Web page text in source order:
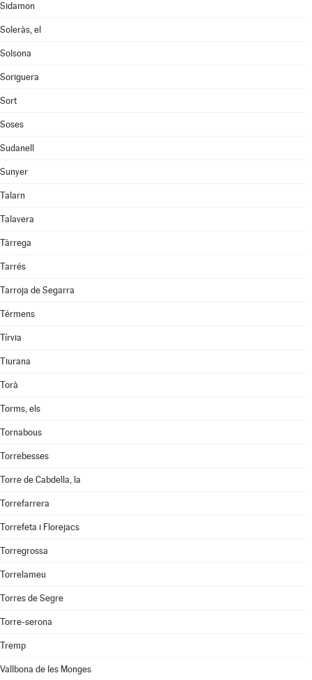
Sidamon
Soleràs, el
Solsona
Soriguera
Sort
Soses
Sudanell
Sunyer
Talarn
Talavera
Tàrrega
Tarrés
Tarroja de Segarra
Térmens
Tírvia
Tiurana
Torà
Torms, els
Tornabous
Torrebesses
Torre de Cabdella, la
Torrefarrera
Torrefeta i Florejacs
Torregrossa
Torrelameu
Torres de Segre
Torre-serona
Tremp
Vallbona de les Monges